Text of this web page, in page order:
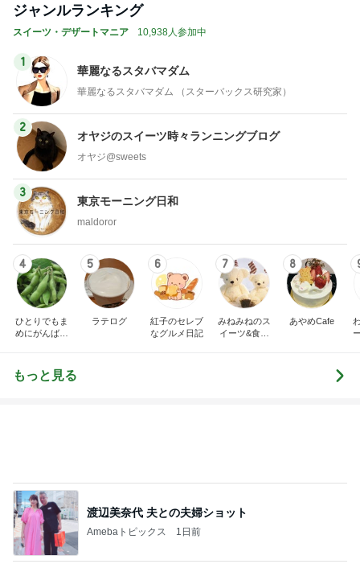
ジャンルランキング
スイーツ・デザートマニア 10,938人参加中
1
華麗なるスタバマダム
華麗なるスタバマダム （スターバックス研究家）
2
オヤジのスイーツ時々ランニングブログ
オヤジ@sweets
3
東京モーニング日和
maldoror
4
ひとりでもま
めにがんばる
5
ラテログ
6
紅子のセレブ
なグルメ日記
7
みねみねのス
イーツ&食パ
8
あやめCafe
もっと見る
渡辺美奈代 夫との夫婦ショット
Amebaトピックス 1日前